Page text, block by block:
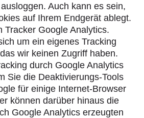
Auch kann es sein,
auf Ihrem Endgerät ablegt.
Tracker Google Analytics.
um ein eigenes Tracking
wir keinen Zugriff haben.
durch Google Analytics
Sie die Deaktivierungs-Tools
für einige Internet-Browser
können darüber hinaus die
Google Analytics erzeugten